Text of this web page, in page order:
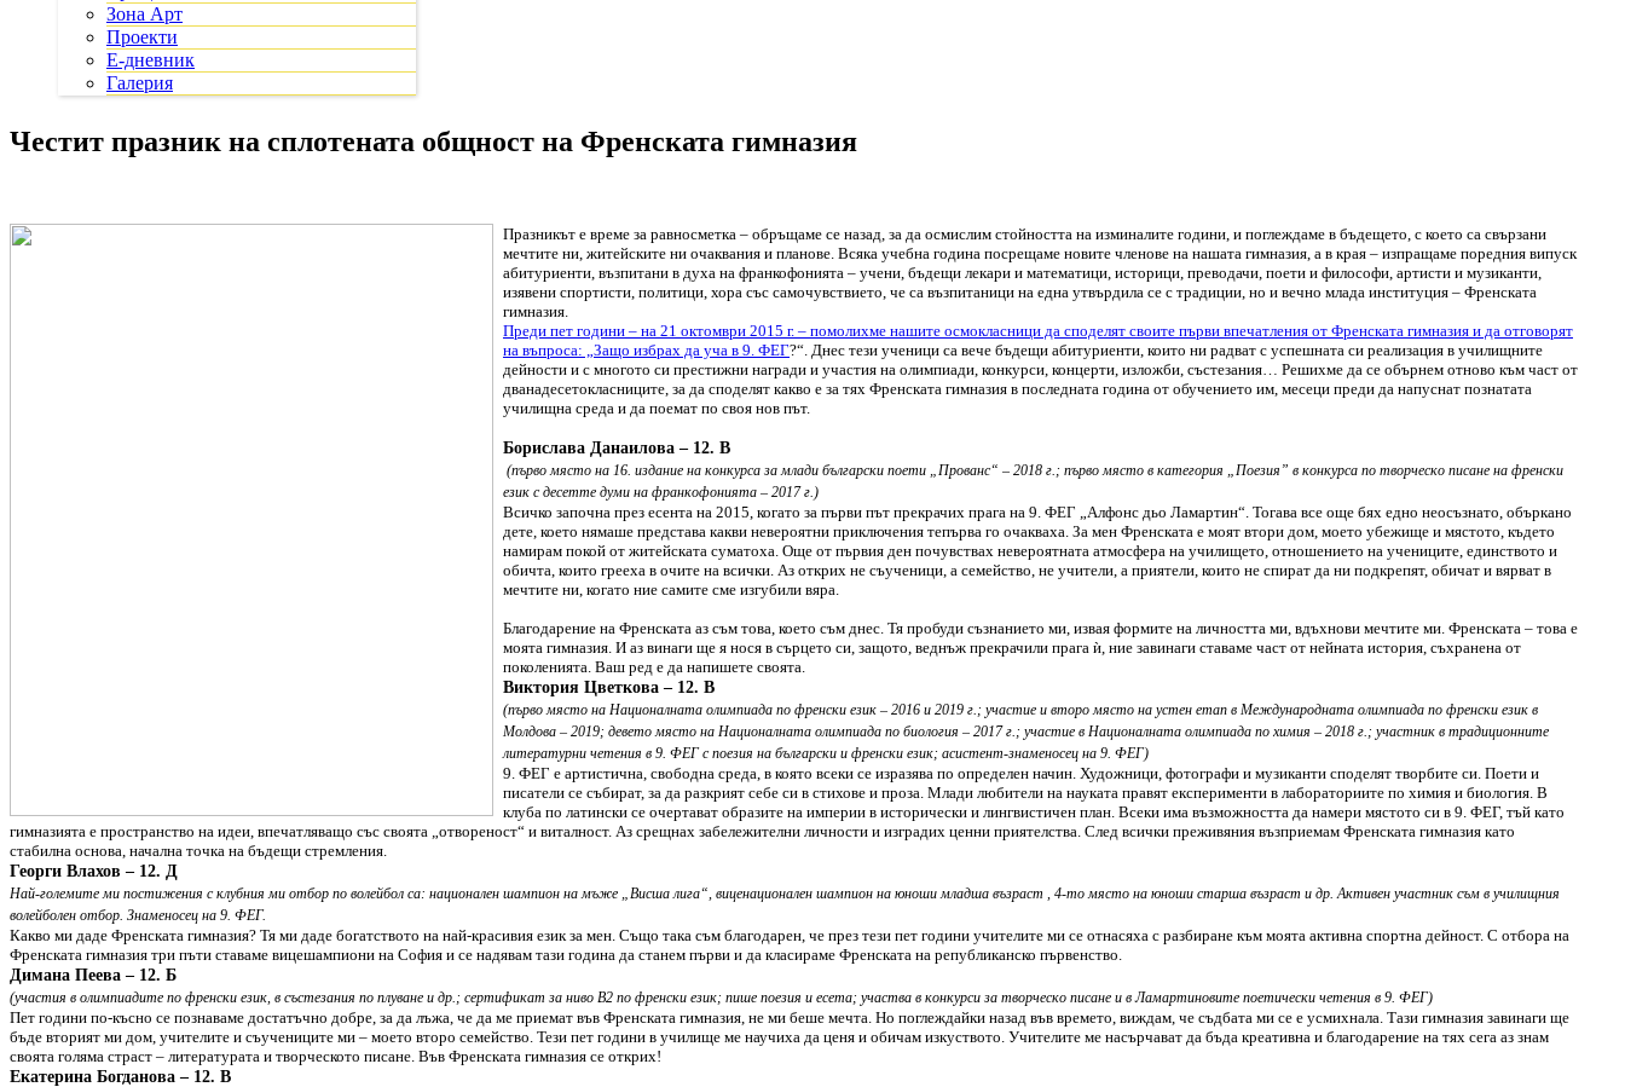
Зона Арт
Проекти
Е-дневник
Галерия
Честит празник на сплотената общност на Френската гимназия
Празникът е време за равносметка – обръщаме се назад, за да осмислим стойността на изминалите години, и поглеждаме в бъдещето, с което са свързани
мечтите ни, житейските ни очаквания и планове. Всяка учебна година посрещаме новите членове на нашата гимназия, а в края – изпращаме поредния випуск
абитуриенти, възпитани в духа на франкофонията – учени, бъдещи лекари и математици, историци, преводачи, поети и философи, артисти и музиканти,
изявени спортисти, политици, хора със самочувствието, че са възпитаници на една утвърдила се с традиции, но и вечно млада институция – Френската
гимназия.
Преди пет години – на 21 октомври 2015 г. – помолихме нашите осмокласници да споделят своите първи впечатления от Френската гимназия и да отговорят
на въпроса: „Защо избрах да уча в 9. ФЕГ?“. Днес тези ученици са вече бъдещи абитуриенти, които ни радват с успешната си реализация в училищните
дейности и с многото си престижни награди и участия на олимпиади, конкурси, концерти, изложби, състезания… Решихме да се обърнем отново към част от
дванадесетокласниците, за да споделят какво е за тях Френската гимназия в последната година от обучението им, месеци преди да напуснат познатата
училищна среда и да поемат по своя нов път.
Борислава Данаилова – 12. В
(първо място на 16. издание на конкурса за млади български поети „Прованс“ – 2018 г.; първо място в категория „Поезия” в конкурса по творческо писане на френски
език с десетте думи на франкофонията – 2017 г.)
Всичко започна през есента на 2015, когато за първи път прекрачих прага на 9. ФЕГ „Алфонс дьо Ламартин“. Тогава все още бях едно неосъзнато, объркано
дете, което нямаше представа какви невероятни приключения тепърва го очакваха. За мен Френската е моят втори дом, моето убежище и мястото, където
намирам покой от житейската суматоха. Още от първия ден почувствах невероятната атмосфера на училището, отношението на учениците, единството и
обичта, които грееха в очите на всички. Аз открих не съученици, а семейство, не учители, а приятели, които не спират да ни подкрепят, обичат и вярват в
мечтите ни, когато ние самите сме изгубили вяра.
Благодарение на Френската аз съм това, което съм днес. Тя пробуди съзнанието ми, извая формите на личността ми, вдъхнови мечтите ми. Френската – това е
моята гимназия. И аз винаги ще я нося в сърцето си, защото, веднъж прекрачили прага ѝ, ние завинаги ставаме част от нейната история, съхранена от
поколенията. Ваш ред е да напишете своята.
Виктория Цветкова – 12. В
(първо място на Националната олимпиада по френски език – 2016 и 2019 г.; участие и второ място на устен етап в Международната олимпиада по френски език в
Молдова – 2019; девето място на Националната олимпиада по биология – 2017 г.; участие в Националната олимпиада по химия – 2018 г.; участник в традиционните
литературни четения в 9. ФЕГ с поезия на български и френски език; асистент-знаменосец на 9. ФЕГ)
9. ФЕГ е артистична, свободна среда, в която всеки се изразява по определен начин. Художници, фотографи и музиканти споделят творбите си. Поети и
писатели се събират, за да разкрият себе си в стихове и проза. Млади любители на науката правят експерименти в лабораториите по химия и биология. В
клуба по латински се очертават образите на империи в исторически и лингвистичен план. Всеки има възможността да намери мястото си в 9. ФЕГ, тъй като
гимназията е пространство на идеи, впечатляващо със своята „отвореност“ и виталност. Аз срещнах забележителни личности и изградих ценни приятелства. След всички преживяния възприемам Френската гимназия като
стабилна основа, начална точка на бъдещи стремления.
Георги Влахов – 12. Д
Най-големите ми постижения с клубния ми отбор по волейбол са: национален шампион на мъже „Висша лига“, виценационален шампион на юноши младша възраст , 4-то място на юноши старша възраст и др. Активен участник съм в училищния
волейболен отбор. Знаменосец на 9. ФЕГ.
Какво ми даде Френската гимназия? Тя ми даде богатството на най-красивия език за мен. Също така съм благодарен, че през тези пет години учителите ми се отнасяха с разбиране към моята активна спортна дейност. С отбора на
Френската гимназия три пъти ставаме вицешампиони на София и се надявам тази година да станем първи и да класираме Френската на републиканско първенство.
Димана Пеева – 12. Б
(участия в олимпиадите по френски език, в състезания по плуване и др.; сертификат за ниво В2 по френски език; пише поезия и есета; участва в конкурси за творческо писане и в Ламартиновите поетически четения в 9. ФЕГ)
Пет години по-късно се познаваме достатъчно добре, за да лъжа, че да ме приемат във Френската гимназия, не ми беше мечта. Но поглеждайки назад във времето, виждам, че съдбата ми се е усмихнала. Тази гимназия завинаги ще
бъде вторият ми дом, учителите и съучениците ми – моето второ семейство. Тези пет години в училище ме научиха да ценя и обичам изкуството. Учителите ме насърчават да бъда креативна и благодарение на тях сега аз знам
своята голяма страст – литературата и творческото писане. Във Френската гимназия се открих!
Екатерина Богданова – 12. В